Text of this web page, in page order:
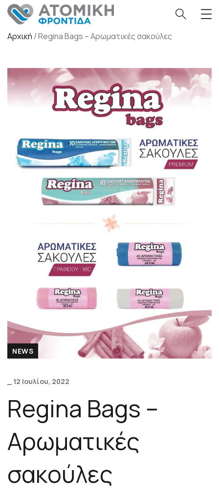
Αρχική /Regina Bags – Αρωματικές σακούλες
NEWS
_ 12 Ιουλίου, 2022
Regina Bags –
Αρωματικές
σακούλες